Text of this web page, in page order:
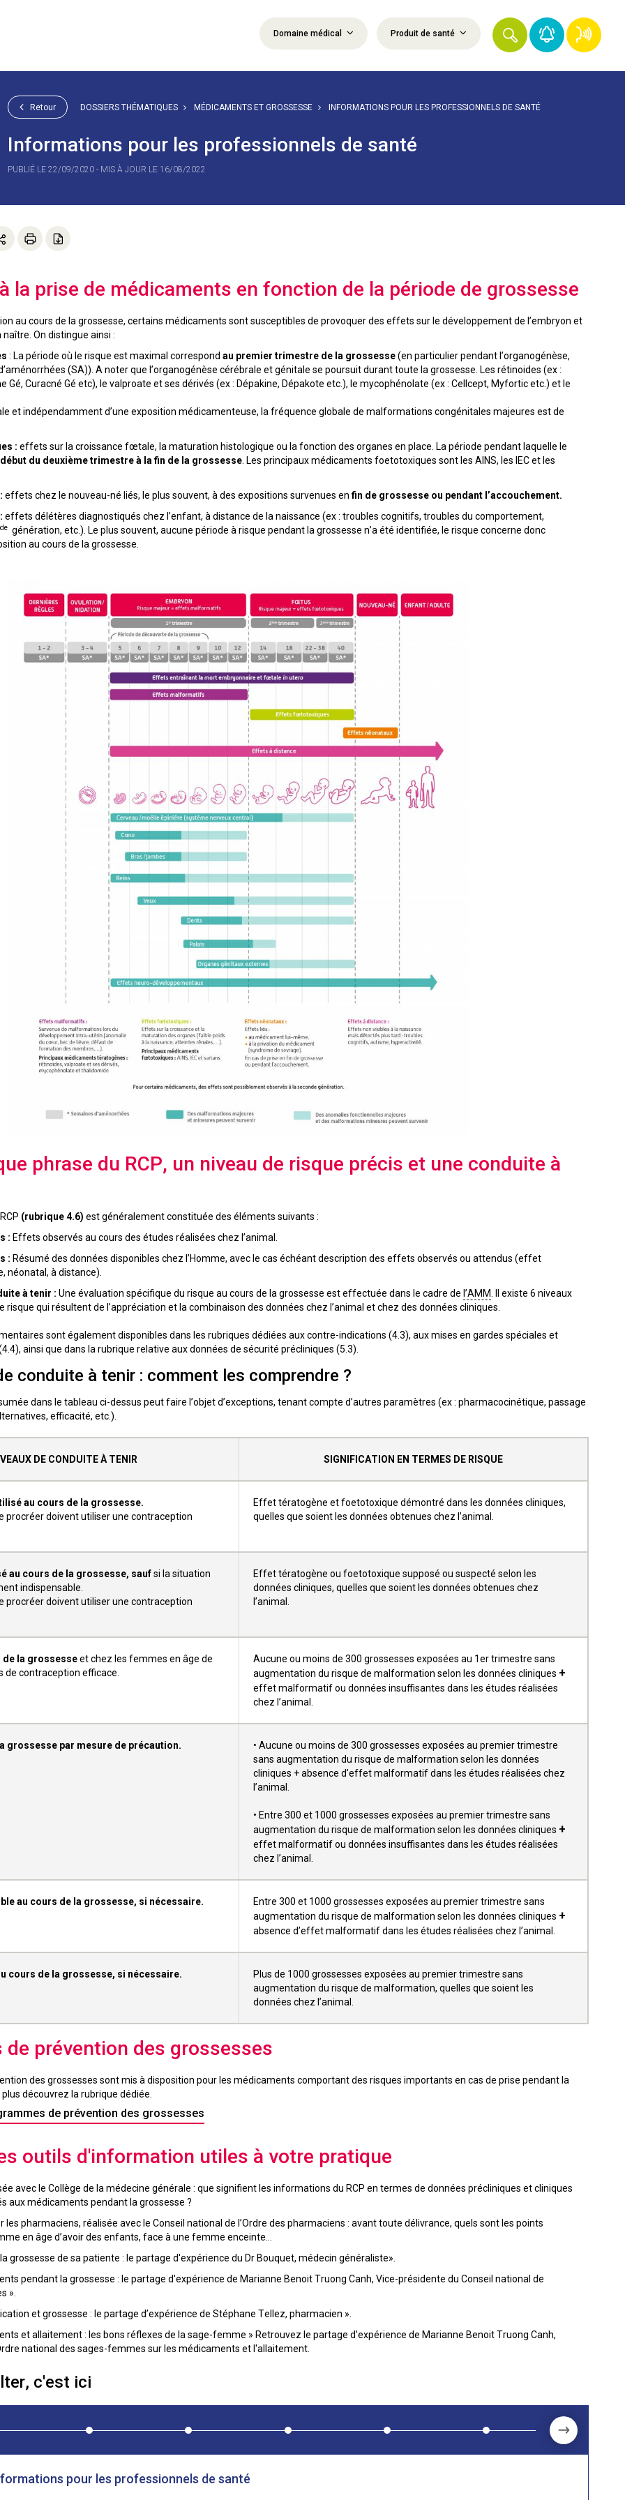
Domaine médical Produit de santé
Retour DOSSIERS THÉMATIQUES MÉDICAMENTS ET GROSSESSE INFORMATIONS POUR LES PROFESSIONNELS DE SANTÉ
Informations pour les professionnels de santé
PUBLIÉ LE 22/09/2020 - MIS À JOUR LE 16/08/2022
la prise de médicaments en fonction de la période de grossesse
au cours de la grossesse, certains médicaments sont susceptibles de provoquer des effets sur le développement de l’embryon et
On distingue ainsi :
: La période où le risque est maximal correspond au premier trimestre de la grossesse(en particulier pendant l’organogénèse,
(SA)). A noter que l’organogénèse cérébrale et génitale se poursuit durant toute la grossesse. Les rétinoides (ex :
Gé, Curacné Gé etc), le valproate et ses dérivés (ex : Dépakine, Dépakote etc.), le mycophénolate (ex : Cellcept, Myfortic etc.) et le
et indépendamment d’une exposition médicamenteuse, la fréquence globale de malformations congénitales majeures est de
: effets sur la croissance fœtale, la maturation histologique ou la fonction des organes en place. La période pendant laquelle le
du deuxième trimestre à la fin de la grossesse . Les principaux médicaments foetotoxiques sont les AINS, les IEC et les
effets chez le nouveau-né liés, le plus souvent, à des expositions survenues enfin de grossesse ou pendant l’accouchement.
effets délétères diagnostiqués chez l’enfant, à distance de la naissance (ex : troubles cognitifs, troubles du comportement,
génération, etc.). Le plus souvent, aucune période à risque pendant la grossesse n’a été identifiée, le risque concerne donc
au cours de la grossesse.
phrase du RCP, un niveau de risque précis et une conduite à
(rubrique 4.6) est généralement constituée des éléments suivants :
: Effets observés au cours des études réalisées chez l’animal.
: Résumé des données disponibles chez l’Homme, avec le cas échéant description des effets observés ou attendus (effet
néonatal, à distance).
à tenir : Une évaluation spécifique du risque au cours de la grossesse est effectuée dans le cadre de l’AMM. Il existe 6 niveaux
risque qui résultent de l’appréciation et la combinaison des données chez l’animal et chez des données cliniques.
sont également disponibles dans les rubriques dédiées aux contre-indications (4.3), aux mises en gardes spéciales et
ainsi que dans la rubrique relative aux données de sécurité précliniques (5.3).
conduite à tenir : comment les comprendre ?
dans le tableau ci-dessus peut faire l’objet d’exceptions, tenant compte d’autres paramètres (ex : pharmacocinétique, passage
efficacité, etc.).
DE CONDUITE À TENIR SIGNIFICATION EN TERMES DE RISQUE
au cours de la grossesse.
procréer doivent utiliser une contraception
Effet tératogène et foetotoxique démontré dans les données cliniques,
quelles que soient les données obtenues chez l’animal.
au cours de la grossesse, saufsi la situation
indispensable.
procréer doivent utiliser une contraception
Effet tératogène ou foetotoxique supposé ou suspecté selon les
données cliniques, quelles que soient les données obtenues chez
l’animal.
de la grossesseet chez les femmes en âge de
de contraception efficace.
Aucune ou moins de 300 grossesses exposées au 1er trimestre sans
augmentation du risque de malformation selon les données cliniques +
effet malformatif ou données insuffisantes dans les études réalisées
chez l’animal.
grossesse par mesure de précaution.
• Aucune ou moins de 300 grossesses exposées au premier trimestre
sans augmentation du risque de malformation selon les données
cliniques + absence d’effet malformatif dans les études réalisées chez
l’animal.
• Entre 300 et 1000 grossesses exposées au premier trimestre sans
augmentation du risque de malformation selon les données cliniques +
effet malformatif ou données insuffisantes dans les études réalisées
chez l’animal.
au cours de la grossesse, si nécessaire.
Entre 300 et 1000 grossesses exposées au premier trimestre sans
augmentation du risque de malformation selon les données cliniques +
absence d’effet malformatif dans les études réalisées chez l’animal.
cours de la grossesse, si nécessaire.
Plus de 1000 grossesses exposées au premier trimestre sans
augmentation du risque de malformation, quelles que soient les
données chez l’animal.
de prévention des grossesses
des grossesses sont mis à disposition pour les médicaments comportant des risques importants en cas de prise pendant la
découvrez la rubrique dédiée.
de prévention des grossesses
outils d'information utiles à votre pratique
avec le Collège de la médecine générale : que signifient les informations du RCP en termes de données précliniques et cliniques
aux médicaments pendant la grossesse ?
les pharmaciens, réalisée avec le Conseil national de l’Ordre des pharmaciens : avant toute délivrance, quels sont les points
en âge d’avoir des enfants, face à une femme enceinte…
grossesse de sa patiente : le partage d'expérience du Dr Bouquet, médecin généraliste».
pendant la grossesse : le partage d'expérience de Marianne Benoit Truong Canh, Vice-présidente du Conseil national de
».
et grossesse : le partage d’expérience de Stéphane Tellez, pharmacien ».
et allaitement : les bons réflexes de la sage-femme » Retrouvez le partage d'expérience de Marianne Benoit Truong Canh,
national des sages-femmes sur les médicaments et l'allaitement.
c'est ici
pour les professionnels de santé